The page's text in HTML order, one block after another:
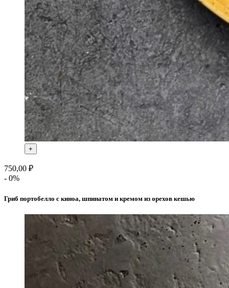
+
750,00 ₽
- 0%
Гриб портобелло с киноа, шпинатом и кремом из орехов кешью